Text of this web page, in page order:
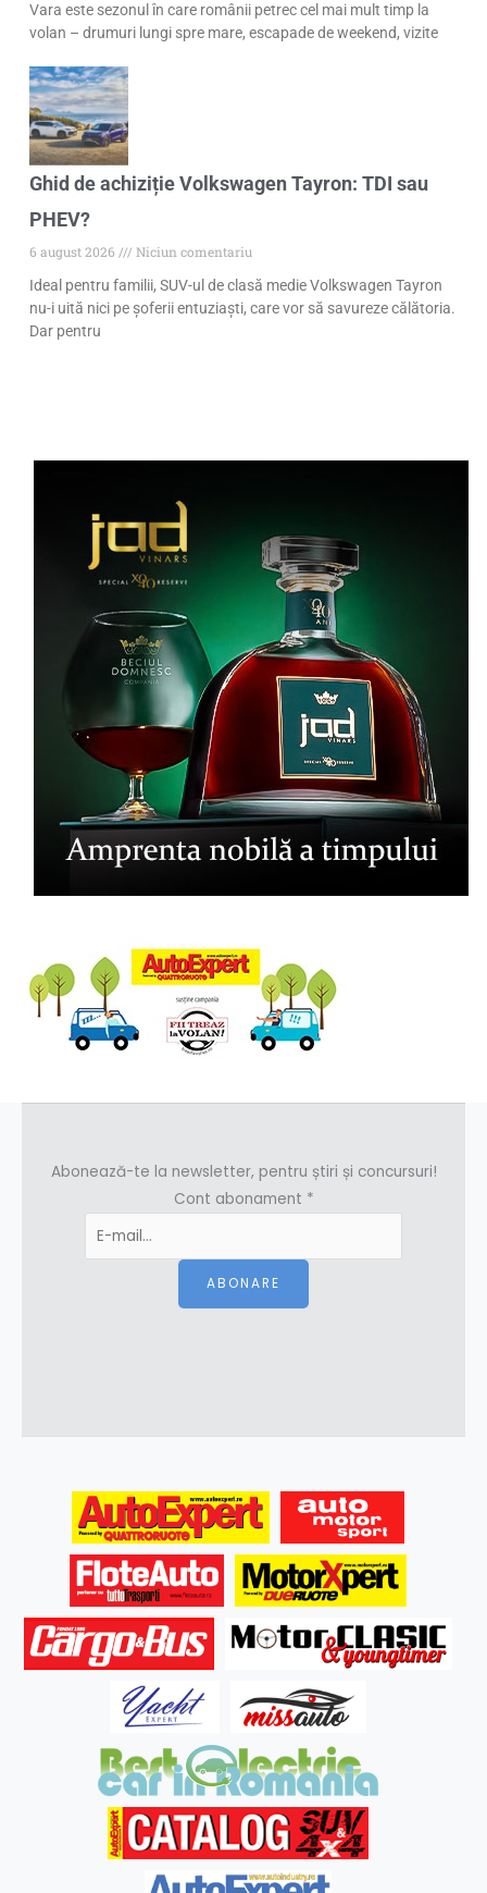
Vara este sezonul în care românii petrec cel mai mult timp la
volan – drumuri lungi spre mare, escapade de weekend, vizite
Ghid de achiziție Volkswagen Tayron: TDI sau
PHEV?
6 august 2026
Niciun comentariu
Ideal pentru familii, SUV-ul de clasă medie Volkswagen Tayron
nu-i uită nici pe șoferii entuziaști, care vor să savureze călătoria.
Dar pentru
Abonează-te la newsletter, pentru știri și concursuri!
Cont abonament *
ABONARE